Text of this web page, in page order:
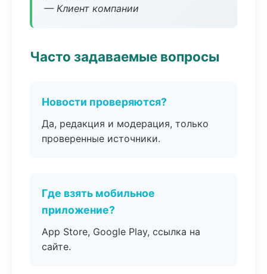
— Клиент компании
Часто задаваемые вопросы
Новости проверяются?
Да, редакция и модерация, только
проверенные источники.
Где взять мобильное
приложение?
App Store, Google Play, ссылка на
сайте.